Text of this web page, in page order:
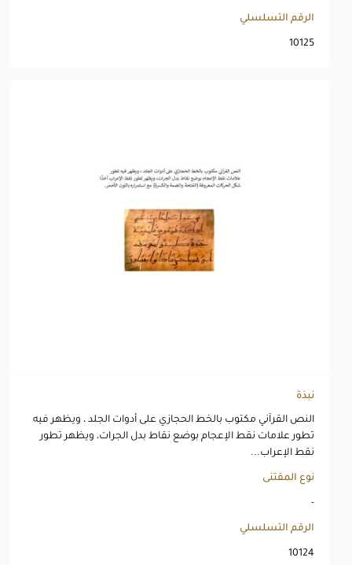
الرقم التسلسلي
10125
نبذة
النص القرآني مكتوب بالخط الحجازي على أدوات الجلد ، ويظهر فيه
تطور علامات نقط الإعجام بوضع نقاط بدل الجرات، ويظهر تطور
نقط الإعراب...
نوع المقتنى
-
الرقم التسلسلي
10124